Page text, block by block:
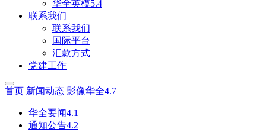
华全英模5.4
联系我们
联系我们
国际平台
汇款方式
党建工作
首页 新闻动态 影像华全4.7
华全要闻4.1
通知公告4.2